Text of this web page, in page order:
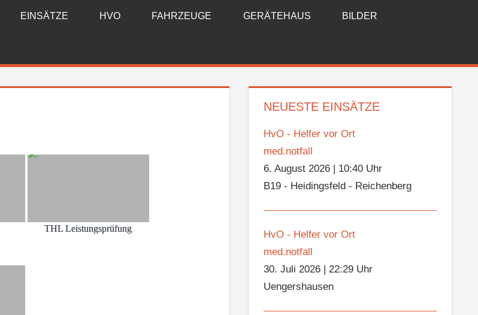
EINSÄTZE HVO FAHRZEUGE GERÄTEHAUS BILDER
THL Leistungsprüfung
NEUESTE EINSÄTZE
HvO - Helfer vor Ort
med.notfall
6. August 2026
10:40 Uhr
B19 - Heidingsfeld - Reichenberg
HvO - Helfer vor Ort
med.notfall
30. Juli 2026 |22:29 Uhr
Uengershausen